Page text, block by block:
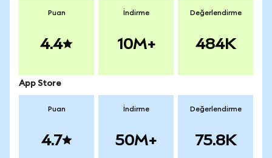
Puan
4.4
İndirme
10M+
Değerlendirme
484K
App Store
Puan
4.7
İndirme
50M+
Değerlendirme
75.8K